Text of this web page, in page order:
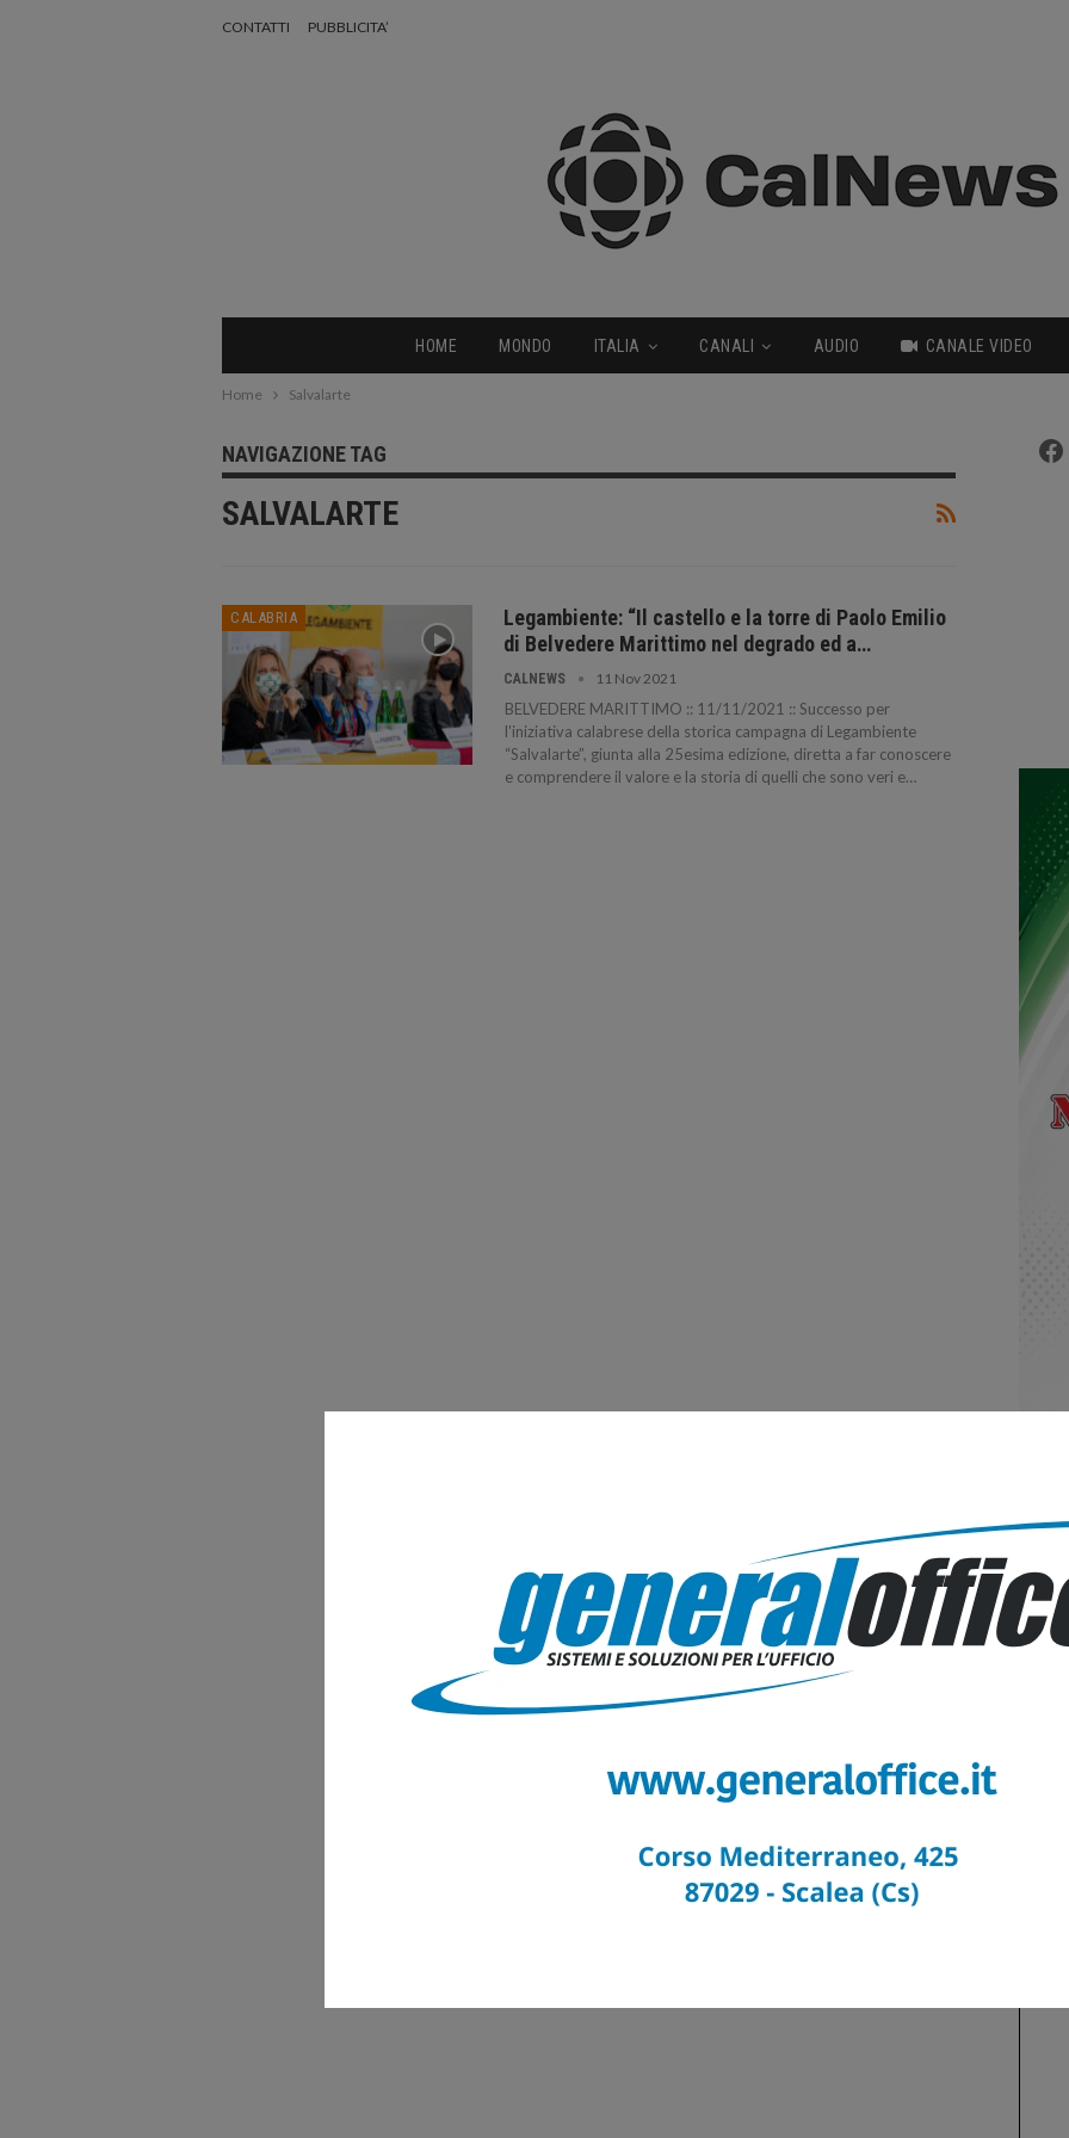
CONTATTI PUBBLICITA’
HOME MONDO ITALIA CANALI AUDIO CANALE VIDEO
Home Salvalarte
NAVIGAZIONE TAG
SALVALARTE
CALABRIA
Legambiente: “Il castello e la torre di Paolo Emilio
di Belvedere Marittimo nel degrado ed a…
CALNEWS 11 Nov 2021
BELVEDERE MARITTIMO :: 11/11/2021 :: Successo per
l'iniziativa calabrese della storica campagna di Legambiente
“Salvalarte”, giunta alla 25esima edizione, diretta a far conoscere
e comprendere il valore e la storia di quelli che sono veri e…